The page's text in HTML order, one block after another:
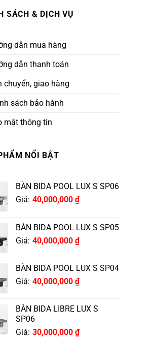
SÁCH & DỊCH VỤ
dẫn mua hàng
dẫn thanh toán
chuyển, giao hàng
sách bảo hành
mật thông tin
NỔI BẬT
BÀN BIDA POOL LUX S SP06
Giá: 40,000,000 ₫
BÀN BIDA POOL LUX S SP05
Giá: 40,000,000 ₫
BÀN BIDA POOL LUX S SP04
Giá: 40,000,000 ₫
BÀN BIDA LIBRE LUX S
SP06
Giá: 30,000,000 ₫